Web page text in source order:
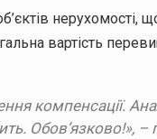
нерухомості, що
вартість
компенсації.
Обов’язково!»,